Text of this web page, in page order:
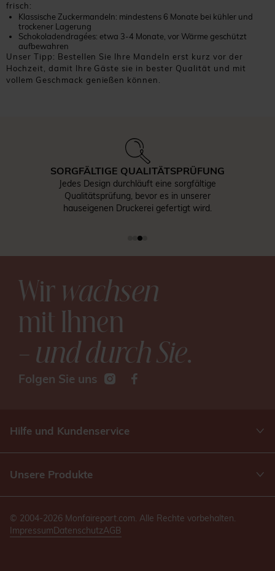
frisch:
Klassische Zuckermandeln: mindestens 6 Monate bei kühler und
trockener Lagerung
Schokoladendragées: etwa 3-4 Monate, vor Wärme geschützt
aufbewahren
Unser Tipp: Bestellen Sie Ihre Mandeln erst kurz vor der
Hochzeit, damit Ihre Gäste sie in bester Qualität und mit
vollem Geschmack genießen können.
SORGFÄLTIGE QUALITÄTSPRÜFUNG
Jedes Design durchläuft eine sorgfältige
Qualitätsprüfung, bevor es in unserer
hauseigenen Druckerei gefertigt wird.
Wirwachsen
mit Ihnen
– und durch Sie.
Folgen Sie uns
Hilfe und Kundenservice
Unsere Produkte
© 2004-2026 Monfairepart.com. Alle Rechte vorbehalten.
ImpressumDatenschutzAGB